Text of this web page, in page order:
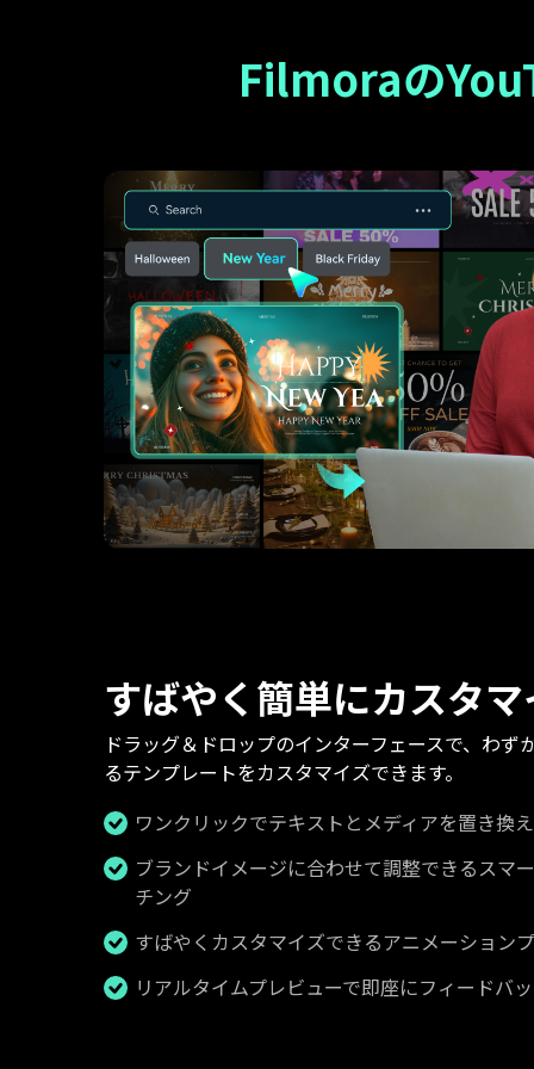
Filmoraの
すばやく簡単にカスタ
ドラッグ＆ドロップのインターフェースで、わず
るテンプレートをカスタマイズできます。
ワンクリックでテキストとメディアを置き換え
ブランドイメージに合わせて調整できるスマ
チング
すばやくカスタマイズできるアニメーション
リアルタイムプレビューで即座にフィードバ